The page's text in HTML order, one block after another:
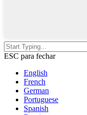
ESC para fechar
English
French
German
Portuguese
Spanish